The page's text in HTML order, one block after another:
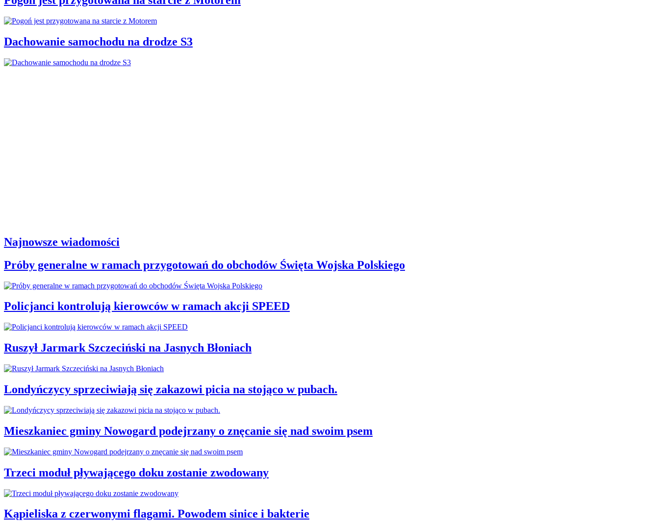
Dachowanie samochodu na drodze S3
Najnowsze wiadomości
Próby generalne w ramach przygotowań do obchodów Święta Wojska Polskiego
Policjanci kontrolują kierowców w ramach akcji SPEED
Ruszył Jarmark Szczeciński na Jasnych Błoniach
Londyńczycy sprzeciwiają się zakazowi picia na stojąco w pubach.
Mieszkaniec gminy Nowogard podejrzany o znęcanie się nad swoim psem
Trzeci moduł pływającego doku zostanie zwodowany
Kąpieliska z czerwonymi flagami. Powodem sinice i bakterie